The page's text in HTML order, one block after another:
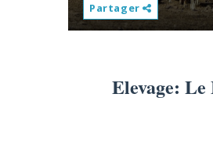
Partager
Elevage: